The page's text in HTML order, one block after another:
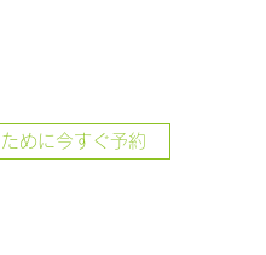
めに今すぐ予約